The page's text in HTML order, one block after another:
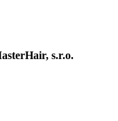
s.r.o.